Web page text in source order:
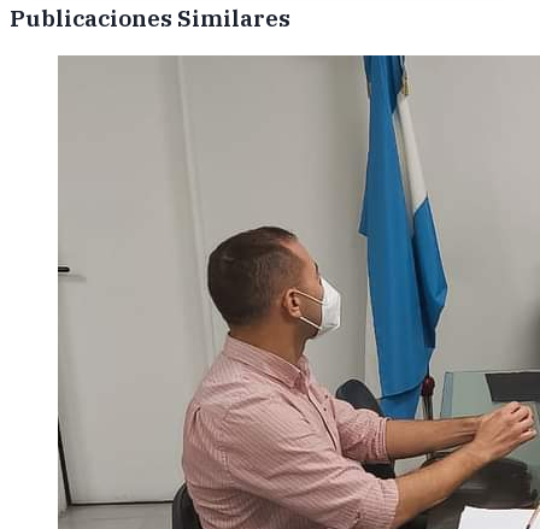
Publicaciones Similares